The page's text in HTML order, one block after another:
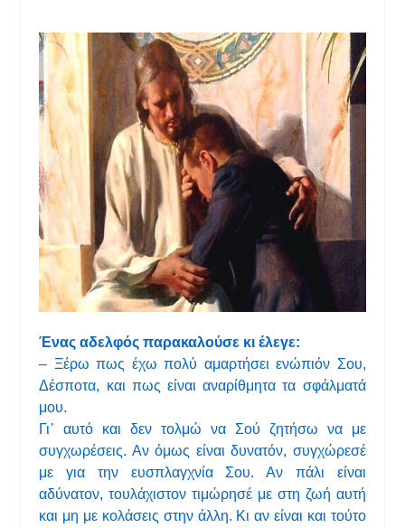
Ένας αδελφός παρακαλούσε κι έλεγε:
– Ξέρω πως έχω πολύ αμαρτήσει ενώπιόν Σου,
Δέσποτα, και πως είναι αναρίθμητα τα σφάλματά
μου.
Γι᾿ αυτό και δεν τολμώ να Σού ζητήσω να με
συγχωρέσεις. Αν όμως είναι δυνατόν, συγχώρεσέ
με για την ευσπλαγχνία Σου. Αν πάλι είναι
αδύνατον, τουλάχιστον τιμώρησέ με στη ζωή αυτή
και μη με κολάσεις στην άλλη. Κι αν είναι και τούτο